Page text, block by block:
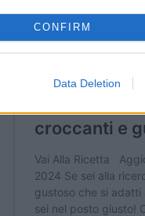
CONFIRM
Data Deletion